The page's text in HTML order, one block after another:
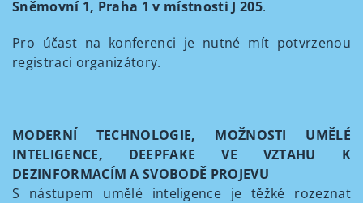
Sněmovní 1, Praha 1 v místnosti J 205.
Pro účast na konferenci je nutné mít potvrzenou
registraci organizátory.
MODERNÍ TECHNOLOGIE, MOŽNOSTI UMĚLÉ
INTELIGENCE, DEEPFAKE VE VZTAHU K
DEZINFORMACÍM A SVOBODĚ PROJEVU
S nástupem umělé inteligence je těžké rozeznat